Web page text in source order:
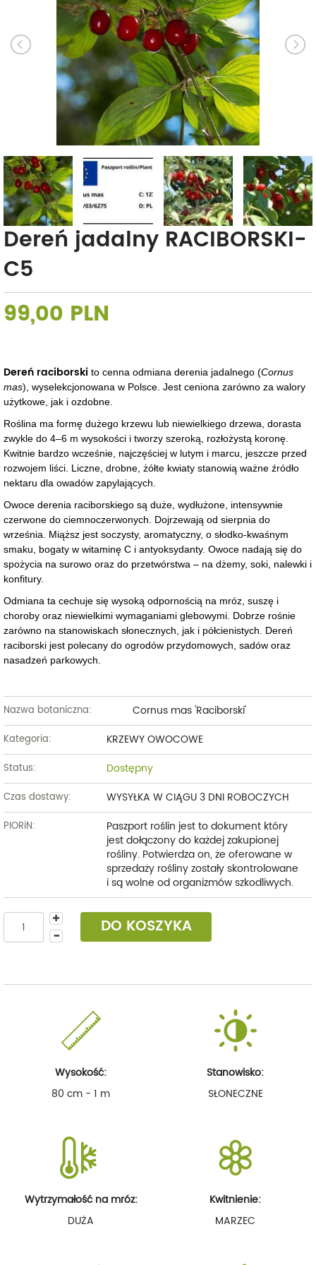
Dereń jadalny RACIBORSKI-
C5
99,00 PLN
Dereń raciborski to cenna odmiana derenia jadalnego (Cornus
mas), wyselekcjonowana w Polsce. Jest ceniona zarówno za walory
użytkowe, jak i ozdobne.
Roślina ma formę dużego krzewu lub niewielkiego drzewa, dorasta
zwykle do 4–6 m wysokości i tworzy szeroką, rozłożystą koronę.
Kwitnie bardzo wcześnie, najczęściej w lutym i marcu, jeszcze przed
rozwojem liści. Liczne, drobne, żółte kwiaty stanowią ważne źródło
nektaru dla owadów zapylających.
Owoce derenia raciborskiego są duże, wydłużone, intensywnie
czerwone do ciemnoczerwonych. Dojrzewają od sierpnia do
września. Miąższ jest soczysty, aromatyczny, o słodko-kwaśnym
smaku, bogaty w witaminę C i antyoksydanty. Owoce nadają się do
spożycia na surowo oraz do przetwórstwa – na dżemy, soki, nalewki i
konfitury.
Odmiana ta cechuje się wysoką odpornością na mróz, suszę i
choroby oraz niewielkimi wymaganiami glebowymi. Dobrze rośnie
zarówno na stanowiskach słonecznych, jak i półcienistych. Dereń
raciborski jest polecany do ogrodów przydomowych, sadów oraz
nasadzeń parkowych.
Nazwa botaniczna: Cornus mas 'Raciborski'
Kategoria: KRZEWY OWOCOWE
Status: Dostępny
Czas dostawy: WYSYŁKA W CIĄGU 3 DNI ROBOCZYCH
PIORiN:
Paszport roślin jest to dokument który
jest dołączony do każdej zakupionej
rośliny. Potwierdza on, że oferowane w
sprzedaży rośliny zostały skontrolowane
i są wolne od organizmów szkodliwych.
DO KOSZYKA
Wysokość:
80 cm - 1 m
Stanowisko:
SŁONECZNE
Wytrzymałość na mróz:
DUŻA
Kwitnienie:
MARZEC